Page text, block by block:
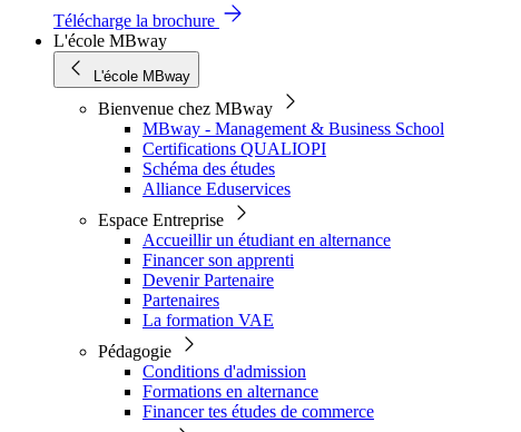
Télécharge la brochure
L'école MBway
L'école MBway
Bienvenue chez MBway
MBway - Management & Business School
Certifications QUALIOPI
Schéma des études
Alliance Eduservices
Espace Entreprise
Accueillir un étudiant en alternance
Financer son apprenti
Devenir Partenaire
Partenaires
La formation VAE
Pédagogie
Conditions d'admission
Formations en alternance
Financer tes études de commerce